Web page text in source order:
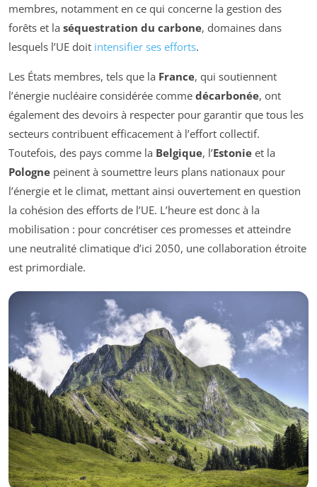
membres, notamment en ce qui concerne la gestion des
forêts et la séquestration du carbone, domaines dans
lesquels l’UE doit intensifier ses efforts.
Les États membres, tels que la France, qui soutiennent
l’énergie nucléaire considérée comme décarbonée, ont
également des devoirs à respecter pour garantir que tous les
secteurs contribuent efficacement à l’effort collectif.
Toutefois, des pays comme la Belgique, l’Estonie et la
Pologne peinent à soumettre leurs plans nationaux pour
l’énergie et le climat, mettant ainsi ouvertement en question
la cohésion des efforts de l’UE. L’heure est donc à la
mobilisation : pour concrétiser ces promesses et atteindre
une neutralité climatique d’ici 2050, une collaboration étroite
est primordiale.